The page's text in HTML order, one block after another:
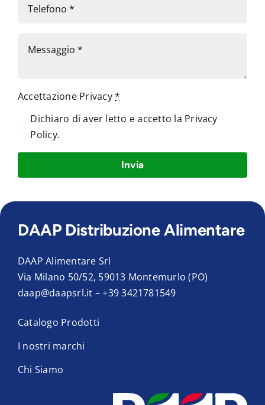
Accettazione Privacy*
Dichiaro di aver letto e accetto la Privacy
Policy.
Invia
DAAP Distribuzione Alimentare
DAAP Alimentare Srl
Via Milano 50/52, 59013 Montemurlo (PO)
daap@daapsrl.it –+39 3421781549
Catalogo Prodotti
I nostri marchi
Chi Siamo